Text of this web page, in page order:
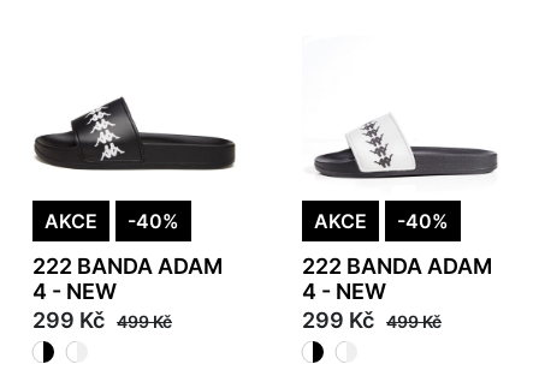
AKCE -40%
222 BANDA ADAM
4 - NEW
299 Kč 499 Kč
AKCE -40%
222 BANDA ADAM
4 - NEW
299 Kč 499 Kč